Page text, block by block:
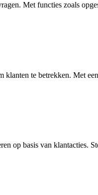
Met functies zoals
klanten te betrekken. Met
op basis van